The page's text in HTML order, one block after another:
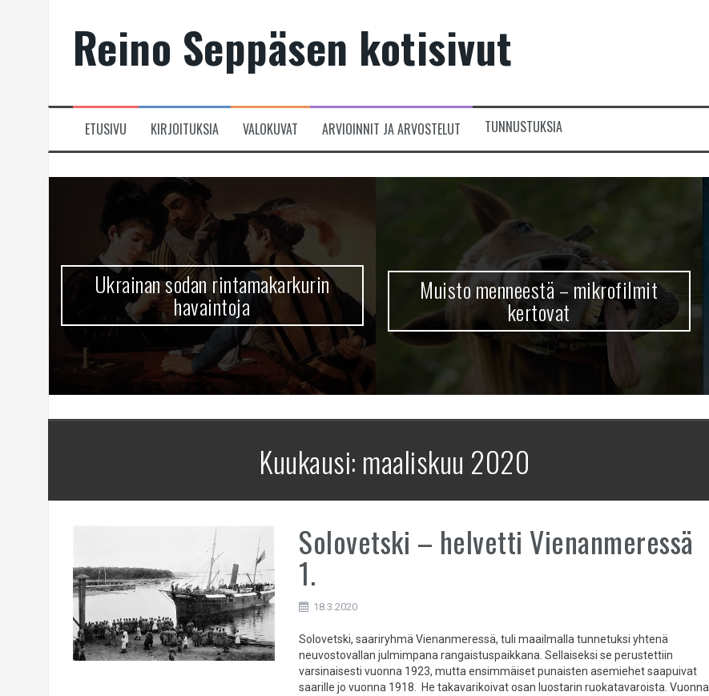
Reino Seppäsen kotisivut
ETUSIVU KIRJOITUKSIA VALOKUVAT ARVIOINNIT JA ARVOSTELUT TUNNUSTUKSIA
Ukrainan sodan rintamakarkurin
havaintoja
Muisto menneestä – mikrofilmit
kertovat
Kuukausi: maaliskuu 2020
Solovetski – helvetti Vienanmeressä
1.
18.3.2020
Solovetski, saariryhmä Vienanmeressä, tuli maailmalla tunnetuksi yhtenä
neuvostovallan julmimpana rangaistuspaikkana. Sellaiseksi se perustettiin
varsinaisesti vuonna 1923, mutta ensimmäiset punaisten asemiehet saapuivat
saarille jo vuonna 1918. He takavarikoivat osan luostarin ruokatavaroista. Vuonna